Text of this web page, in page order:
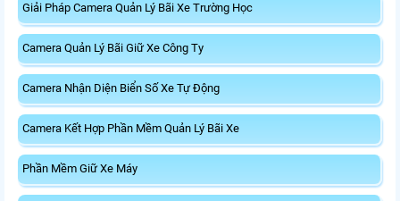
Giải Pháp Camera Quản Lý Bãi Xe Trường Học
Camera Quản Lý Bãi Giữ Xe Công Ty
Camera Nhận Diện Biển Số Xe Tự Động
Camera Kết Hợp Phần Mềm Quản Lý Bãi Xe
Phần Mềm Giữ Xe Máy